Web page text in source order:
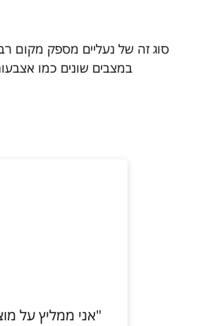
סוג זה של נעליים מספק מקום רב
במצבים שונים כמו